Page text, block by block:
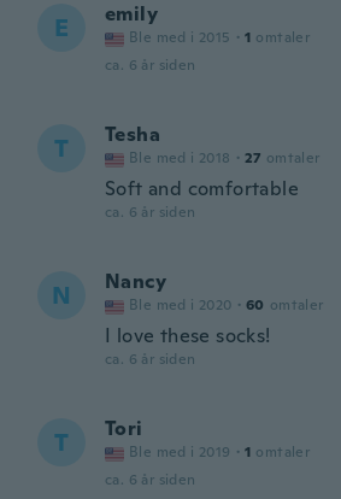
E emily
Ble med i 2015 · 1 omtaler
ca. 6 år siden
T Tesha
Ble med i 2018 · 27 omtaler
Soft and comfortable
ca. 6 år siden
N Nancy
Ble med i 2020 · 60 omtaler
I love these socks!
ca. 6 år siden
T Tori
Ble med i 2019 · 1 omtaler
ca. 6 år siden